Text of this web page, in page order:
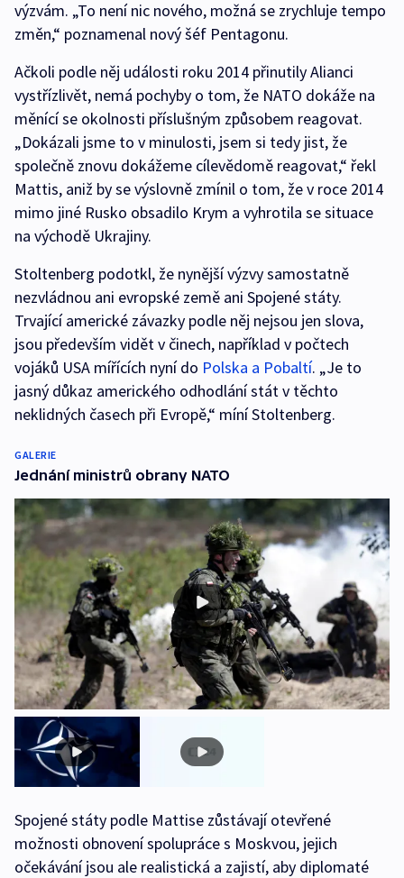
výzvám. „To není nic nového, možná se zrychluje tempo
změn,“ poznamenal nový šéf Pentagonu.
Ačkoli podle něj události roku 2014 přinutily Alianci
vystřízlivět, nemá pochyby o tom, že NATO dokáže na
měnící se okolnosti příslušným způsobem reagovat.
„Dokázali jsme to v minulosti, jsem si tedy jist, že
společně znovu dokážeme cílevědomě reagovat,“ řekl
Mattis, aniž by se výslovně zmínil o tom, že v roce 2014
mimo jiné Rusko obsadilo Krym a vyhrotila se situace
na východě Ukrajiny.
Stoltenberg podotkl, že nynější výzvy samostatně
nezvládnou ani evropské země ani Spojené státy.
Trvající americké závazky podle něj nejsou jen slova,
jsou především vidět v činech, například v počtech
vojáků USA mířících nyní do Polska a Pobaltí. „Je to
jasný důkaz amerického odhodlání stát v těchto
neklidných časech při Evropě,“ míní Stoltenberg.
GALERIE
Jednání ministrů obrany NATO
Spojené státy podle Mattise zůstávají otevřené
možnosti obnovení spolupráce s Moskvou, jejich
očekávání jsou ale realistická a zajistí, aby diplomaté